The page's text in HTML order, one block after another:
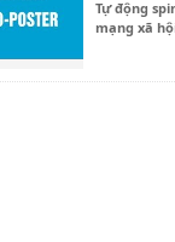
Tự động
mạng xã